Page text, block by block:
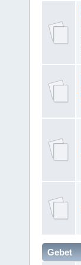
Gebet